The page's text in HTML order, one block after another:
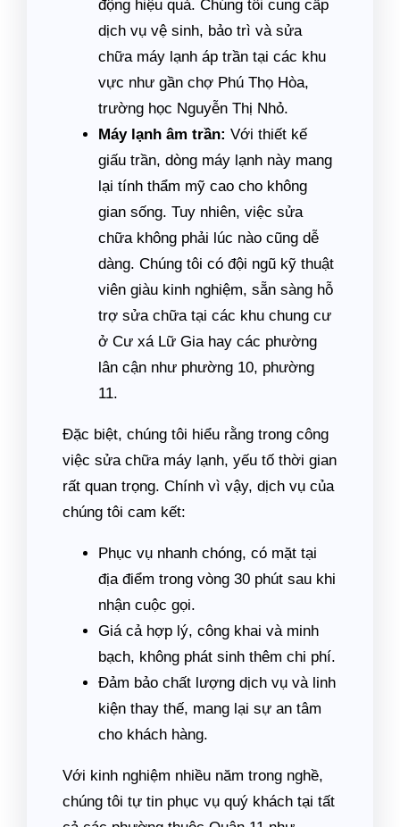
động hiệu quả. Chúng tôi cung cấp
dịch vụ vệ sinh, bảo trì và sửa
chữa máy lạnh áp trần tại các khu
vực như gần chợ Phú Thọ Hòa,
trường học Nguyễn Thị Nhỏ.
Máy lạnh âm trần: Với thiết kế
giấu trần, dòng máy lạnh này mang
lại tính thẩm mỹ cao cho không
gian sống. Tuy nhiên, việc sửa
chữa không phải lúc nào cũng dễ
dàng. Chúng tôi có đội ngũ kỹ thuật
viên giàu kinh nghiệm, sẵn sàng hỗ
trợ sửa chữa tại các khu chung cư
ở Cư xá Lữ Gia hay các phường
lân cận như phường 10, phường
11.
Đặc biệt, chúng tôi hiểu rằng trong công
việc sửa chữa máy lạnh, yếu tố thời gian
rất quan trọng. Chính vì vậy, dịch vụ của
chúng tôi cam kết:
Phục vụ nhanh chóng, có mặt tại
địa điểm trong vòng 30 phút sau khi
nhận cuộc gọi.
Giá cả hợp lý, công khai và minh
bạch, không phát sinh thêm chi phí.
Đảm bảo chất lượng dịch vụ và linh
kiện thay thế, mang lại sự an tâm
cho khách hàng.
Với kinh nghiệm nhiều năm trong nghề,
chúng tôi tự tin phục vụ quý khách tại tất